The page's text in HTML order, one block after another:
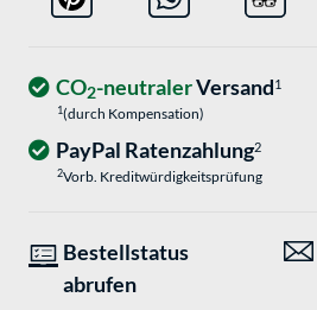
CO2-neutralerVersand1
1(durch Kompensation)
PayPal Ratenzahlung2
2Vorb. Kreditwürdigkeitsprüfung
Bestellstatus
abrufen